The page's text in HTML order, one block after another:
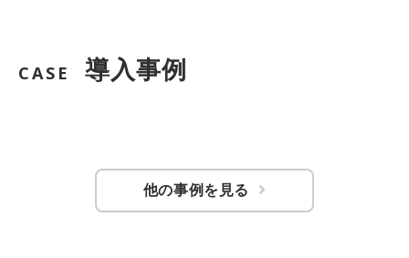
CASE 導入事例
他の事例を見る